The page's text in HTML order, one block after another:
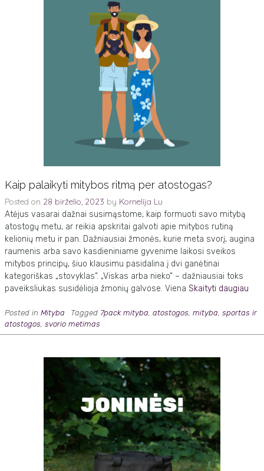
Kaip palaikyti mitybos ritmą per atostogas?
Posted on 28 birželio, 2023 by Kornelija Lu
Atėjus vasarai dažnai susimąstome, kaip formuoti savo mitybą
atostogų metu, ar reikia apskritai galvoti apie mitybos rutiną
kelionių metu ir pan. Dažniausiai žmonės, kurie meta svorį, augina
raumenis arba savo kasdieniniame gyvenime laikosi sveikos
mitybos principų, šiuo klausimu pasidalina į dvi ganėtinai
kategoriškas „stovyklas“. „Viskas arba nieko“ – dažniausiai toks
paveiksliukas susidėlioja žmonių galvose. Viena Skaityti daugiau
Posted in Mityba Tagged 7pack mityba, atostogos, mityba, sportas ir
atostogos, svorio metimas